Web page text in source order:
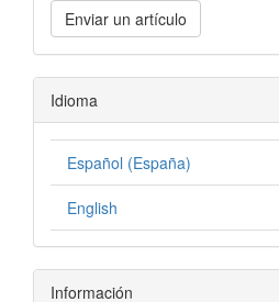
Enviar un artículo
Idioma
Español (España)
English
Información